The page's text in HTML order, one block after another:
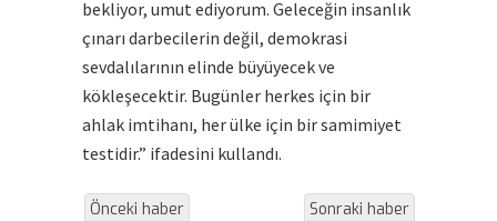
bekliyor, umut ediyorum. Geleceğin insanlık
çınarı darbecilerin değil, demokrasi
sevdalılarının elinde büyüyecek ve
kökleşecektir. Bugünler herkes için bir
ahlak imtihanı, her ülke için bir samimiyet
testidir.” ifadesini kullandı.
Önceki haber Sonraki haber